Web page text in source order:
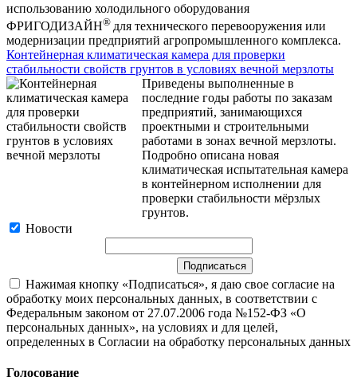
использованию холодильного оборудования
ФРИГОДИЗАЙН® для технического перевооружения или
модернизации предприятий агропромышленного комплекса.
Контейнерная климатическая камера для проверки
стабильности свойств грунтов в условиях вечной мерзлоты
Приведены выполненные в
последние годы работы по заказам
предприятий, занимающихся
проектными и строительными
работами в зонах вечной мерзлоты.
Подробно описана новая
климатическая испытательная камера
в контейнерном исполнении для
проверки стабильности мёрзлых
грунтов.
Новости
Нажимая кнопку «Подписаться», я даю свое согласие на
обработку моих персональных данных, в соответствии с
Федеральным законом от 27.07.2006 года №152-ФЗ «О
персональных данных», на условиях и для целей,
определенных в Согласии на обработку персональных данных
Голосование